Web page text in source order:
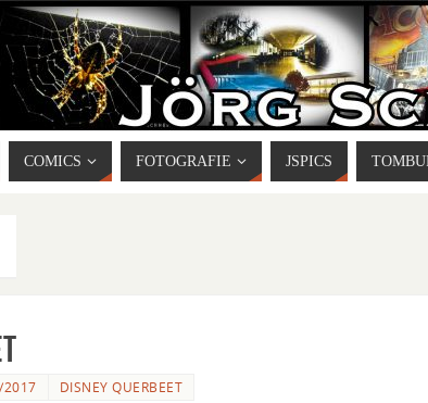
COMICS FOTOGRAFIE JSPICS
DISNEY QUERBEET